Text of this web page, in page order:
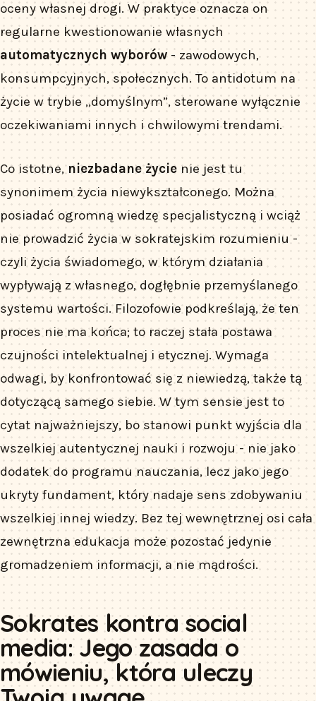
oceny własnej drogi. W praktyce oznacza on
regularne kwestionowanie własnych
automatycznych wyborów- zawodowych,
konsumpcyjnych, społecznych. To antidotum na
życie w trybie „domyślnym”, sterowane wyłącznie
oczekiwaniami innych i chwilowymi trendami.
Co istotne,niezbadane życie nie jest tu
synonimem życia niewykształconego. Można
posiadać ogromną wiedzę specjalistyczną i wciąż
nie prowadzić życia w sokratejskim rozumieniu -
czyli życia świadomego, w którym działania
wypływają z własnego, dogłębnie przemyślanego
systemu wartości. Filozofowie podkreślają, że ten
proces nie ma końca; to raczej stała postawa
czujności intelektualnej i etycznej. Wymaga
odwagi, by konfrontować się z niewiedzą, także tą
dotyczącą samego siebie. W tym sensie jest to
cytat najważniejszy, bo stanowi punkt wyjścia dla
wszelkiej autentycznej nauki i rozwoju - nie jako
dodatek do programu nauczania, lecz jako jego
ukryty fundament, który nadaje sens zdobywaniu
wszelkiej innej wiedzy. Bez tej wewnętrznej osi cała
zewnętrzna edukacja może pozostać jedynie
gromadzeniem informacji, a nie mądrości.
Sokrates kontra social
media: Jego zasada o
mówieniu, która uleczy